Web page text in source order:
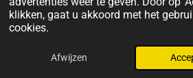
klikken, gaat u akkoord met het
cookies.
Afwijzen
© 2024 - 2026 Heikens Habitat